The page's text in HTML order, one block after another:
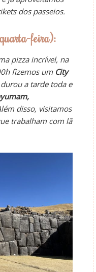
dos passeios.
feira):
pizza incrível, na
fizemos um City
a tarde toda e
disso, visitamos
trabalham com lã